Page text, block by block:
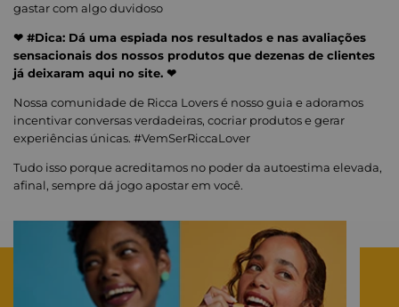
gastar com algo duvidoso
❤ #Dica: Dá uma espiada nos resultados e nas avaliações
sensacionais dos nossos produtos que dezenas de clientes
já deixaram aqui no site. ❤
Nossa comunidade de Ricca Lovers é nosso guia e adoramos
incentivar conversas verdadeiras, cocriar produtos e gerar
experiências únicas. #VemSerRiccaLover
Tudo isso porque acreditamos no poder da autoestima elevada,
afinal, sempre dá jogo apostar em você.